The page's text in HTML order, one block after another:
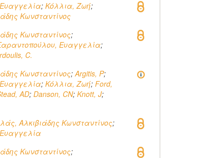
; Κόλλια, Ζωή;
Κωνσταντίνος
Κωνσταντίνος;
Ευαγγελία;
C.
Κωνσταντίνος;Argitis, P;
; Κόλλια, Ζωή; Ford,
AD; Danson, CN; Knott, J;
Αλκιβιάδης Κωνσταντίνος;
Κωνσταντίνος;